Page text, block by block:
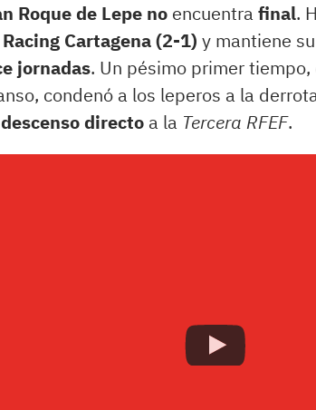
Roque de Lepe no encuentra final.
Cartagena (2-1) y mantiene
jornadas.​ Un pésimo primer
condenó a los leperos a la
directo a la Tercera RFEF.